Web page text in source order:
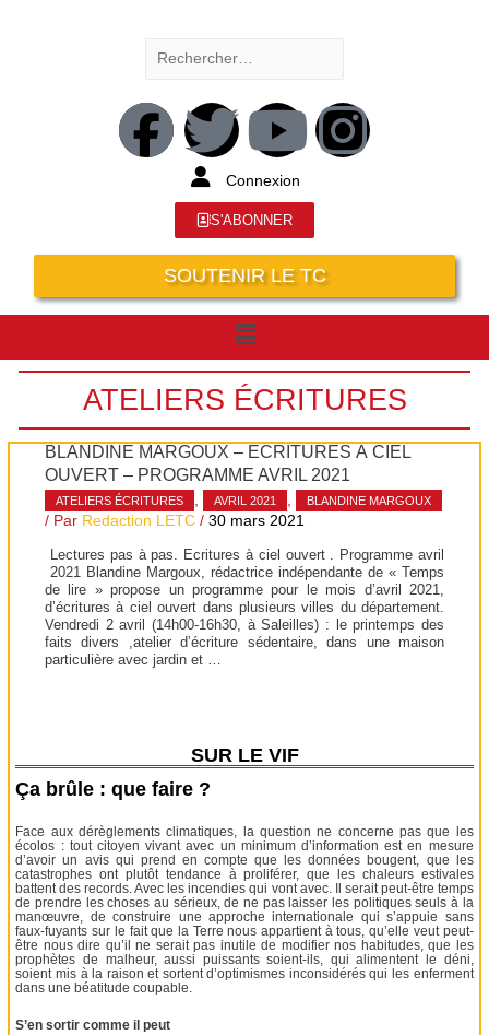
Connexion
S'ABONNER
SOUTENIR LE TC
ATELIERS ÉCRITURES
BLANDINE MARGOUX – ECRITURES À CIEL
OUVERT – PROGRAMME AVRIL 2021
ATELIERS ÉCRITURES , AVRIL 2021 , BLANDINE MARGOUX
/ Par Redaction LETC /30 mars 2021
Lectures pas à pas. Ecritures à ciel ouvert . Programme avril
2021 Blandine Margoux, rédactrice indépendante de « Temps
de lire » propose un programme pour le mois d’avril 2021,
d’écritures à ciel ouvert dans plusieurs villes du département.
Vendredi 2 avril (14h00-16h30, à Saleilles) : le printemps des
faits divers ,atelier d’écriture sédentaire, dans une maison
particulière avec jardin et …
SUR LE VIF
Ça brûle : que faire ?
Face aux dérèglements climatiques, la question ne concerne pas que les
écolos : tout citoyen vivant avec un minimum d’information est en mesure
d’avoir un avis qui prend en compte que les données bougent, que les
catastrophes ont plutôt tendance à proliférer, que les chaleurs estivales
battent des records. Avec les incendies qui vont avec. Il serait peut-être temps
de prendre les choses au sérieux, de ne pas laisser les politiques seuls à la
manœuvre, de construire une approche internationale qui s’appuie sans
faux-fuyants sur le fait que la Terre nous appartient à tous, qu’elle veut peut-
être nous dire qu’il ne serait pas inutile de modifier nos habitudes, que les
prophètes de malheur, aussi puissants soient-ils, qui alimentent le déni,
soient mis à la raison et sortent d’optimismes inconsidérés qui les enferment
dans une béatitude coupable.
S’en sortir comme il peut